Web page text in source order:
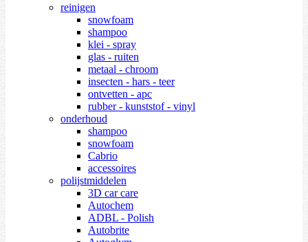
reinigen
snowfoam
shampoo
klei - spray
glas - ruiten
metaal - chroom
insecten - hars - teer
ontvetten - apc
rubber - kunststof - vinyl
onderhoud
shampoo
snowfoam
Cabrio
accessoires
polijstmiddelen
3D car care
Autochem
ADBL - Polish
Autobrite